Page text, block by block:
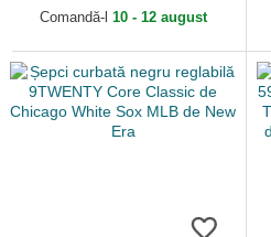
New Era
Comandă-l 10 - 12 august